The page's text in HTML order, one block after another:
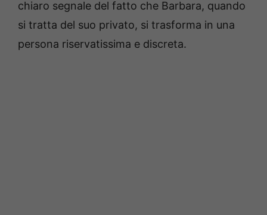
chiaro segnale del fatto che Barbara, quando
si tratta del suo privato, si trasforma in una
persona riservatissima e discreta.